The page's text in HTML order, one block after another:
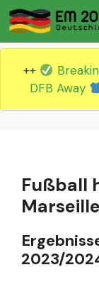
Zum
Inhalt
springen
++
DFB Away
Fußball
2023/